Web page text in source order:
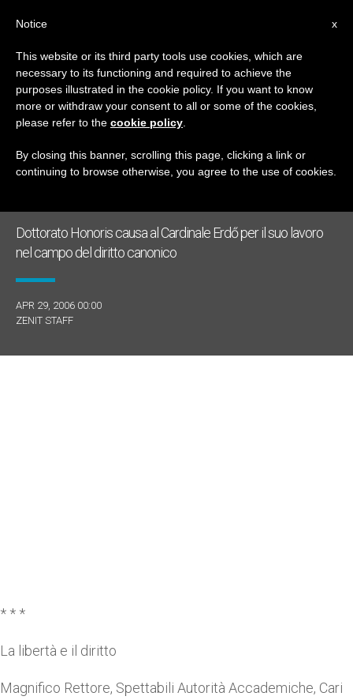
GIORNO
Aprile 29th, 2006
ULTIME NOTIZIE
Dottorato Honoris causa al Cardinale Erdő per il suo lavoro
nel campo del diritto canonico
APR 29, 2006 00:00
ZENIT STAFF
* * *
La libertà e il diritto
Magnifico Rettore, Spettabili Autorità Accademiche, Cari
x
Notice
This website or its third party tools use cookies, which are
necessary to its functioning and required to achieve the
purposes illustrated in the cookie policy. If you want to know
more or withdraw your consent to all or some of the cookies,
please refer to the cookie policy
By closing this banner, scrolling this page, clicking a link or
continuing to browse otherwise, you agree to the use of cookies.